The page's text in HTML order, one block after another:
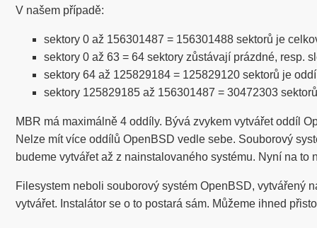
V našem případě:
sektory 0 až 156301487 = 156301488 sektorů je
sektory 0 až 63 = 64 sektory zůstávají prázdné, resp.
sektory 64 až 125829184 = 125829120 sektorů je
sektory 125829185 až 156301487 = 30472303
MBR má maximálně 4 oddíly. Bývá zvykem vytvářet oddíl
Nelze mít více oddílů OpenBSD vedle sebe. Souborový
budeme vytvářet až z nainstalovaného systému. Nyní na to
Filesystem neboli souborový systém OpenBSD, vytvářený
vytvářet. Instalátor se o to postará sám. Můžeme ihned